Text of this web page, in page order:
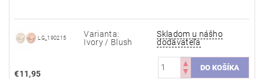
LG_190215
Varianta:
Ivory / Blush
Skladom u nášho
dodávateľa
€11,95